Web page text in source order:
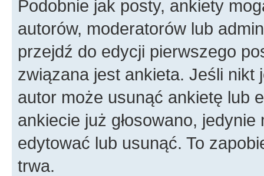
Podobnie jak posty, ankiety
autorów, moderatorów lub
przejdź do edycji pierwszego
związana jest ankieta. Jeśli nikt
autor może usunąć ankietę lub
ankiecie już głosowano,
edytować lub usunąć. To
trwa.